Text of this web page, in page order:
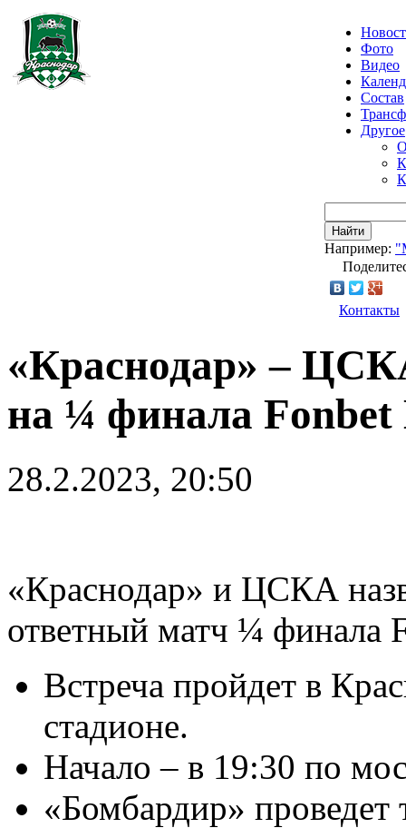
Фото
Видео
Состав
Другое
Найти
Например:
Контакты
«Краснодар» –
на ¼ финала Fonbet
28.2.2023, 20:50
«Краснодар» и ЦСКА
ответный матч ¼ финала
Встреча пройдет в
стадионе.
Начало – в 19:30 по
«Бомбардир»